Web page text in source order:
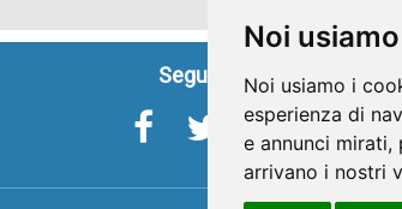
Noi
Noi usiamo i
esperienza di
e annunci
arrivano i nostri
Seguici su